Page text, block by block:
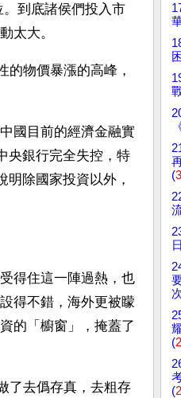
到底諸侯們投入市
太大。
的物價暴漲的高峰，
國目前的經濟金融實
央銀行完全失控，特
除國家投資以外，
得住這一陣過熱，也
得不錯，海外更被矇
的「櫥窗」，掩蓋了
了去僞存真，去粗存
(
(
(